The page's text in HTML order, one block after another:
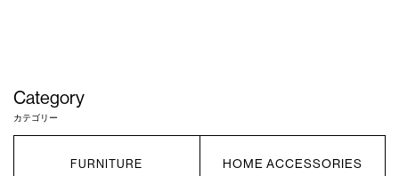
Category
カテゴリー
FURNITURE HOME ACCESSORIES